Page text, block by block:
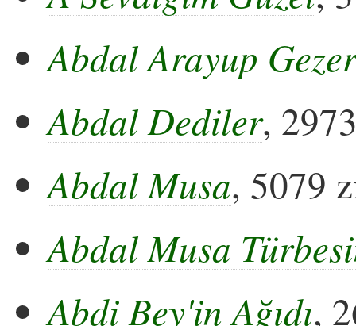
Abdal Arayup
Abdal Dediler,
Abdal Musa, 5079
Abdal Musa
Abdi Bey'in Ağıdı,